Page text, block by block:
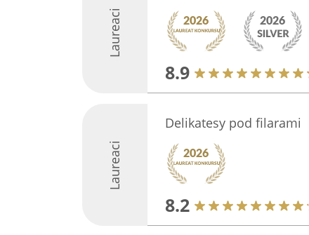
Laureaci
8.9
Laureaci
Delikatesy pod filarami
8.2